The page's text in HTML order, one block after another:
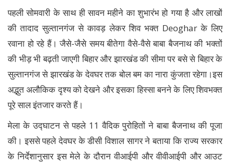
पहली सोमवारी के साथ ही सावन महीने का शुभारंभ हो गया है और लाखों
की तादाद सुल्तानगंज से कावड़ लेकर शिव भक्त Deoghar के लिए
रवाना हो रहे हैं। जैसे-जैसे समय बीतेगा वैसे-वैसे बाबा बैजनाथ की भक्तों
की भीड़ भी बढ़ती जाएगी बिहार और झारखंड की सीमा पर बसे से बिहार के
सुल्तानगंज से झारखंड के देवघर तक बोल बम का नारा कुंजता रहेगा।इस
अद्भुत अलौकिक दृश्य को देखने और इसका हिस्सा बनने के लिए शिवभक्त
पूरे साल इंतजार करते हैं।
मेला के उद्घाटन से पहले 11 वैदिक पुरोहितों ने बाबा बैजनाथ की पूजा
की। इससे पहले देवघर के डीसी विशाल सागर ने बताया कि राज्य सरकार
के निर्देशानुसार इस मेले के दौरान वीआईपी और वीवीआईपी और आउट